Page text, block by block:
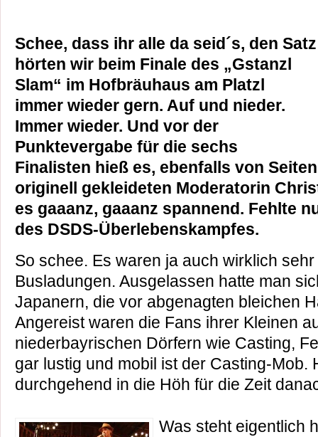
Schee, dass ihr alle da seid´s, den Satz
hörten wir beim Finale des „Gstanzl
Slam“ im Hofbräuhaus am Platzl
immer wieder gern. Auf und nieder.
Immer wieder. Und vor der
Punktevergabe für die sechs
Finalisten hieß es, ebenfalls von
originell gekleideten Moderatorin
es gaaanz, gaaanz spannend. Fehlte
des DSDS-Überlebenskampfes.
So schee. Es waren ja auch wirklich
Busladungen. Ausgelassen hatte man
Japanern, die vor abgenagten bleichen
Angereist waren die Fans ihrer Kleinen
niederbayrischen Dörfern wie Casting,
gar lustig und mobil ist der Casting-Mob.
durchgehend in die Höh für die Zeit
Was steht eigentlich